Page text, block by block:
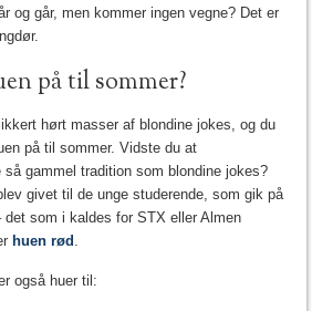
og går, men kommer ingen vegne? Det er
på til sommer?
hørt masser af blondine jokes, og du
på til sommer. Vidste du at
så gammel tradition som blondine jokes?
givet til de unge studerende, som gik på
som i kaldes for STX eller Almen
huen rød .
også huer til: